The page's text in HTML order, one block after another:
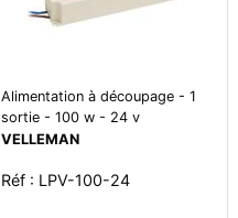
Alimentation à découpage - 1
sortie - 100 w - 24 v
VELLEMAN
Réf : LPV-100-24